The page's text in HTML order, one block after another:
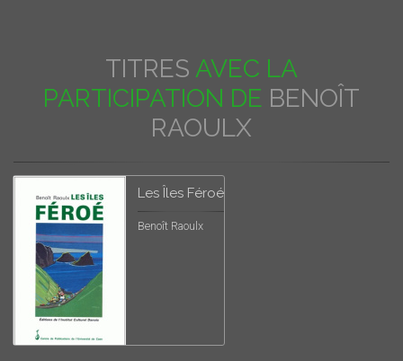
TITRES AVEC LA
PARTICIPATION DE BENOÎT
RAOULX
Les Îles Féroé
Benoît Raoulx